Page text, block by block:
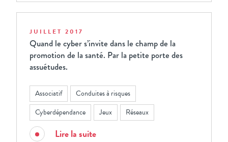
JUILLET 2017
Quand le cyber s’invite dans le champ de la
promotion de la santé. Par la petite porte des
assuétudes.
Associatif
Conduites à risques
Cyberdépendance
Jeux Réseaux
Lire la suite